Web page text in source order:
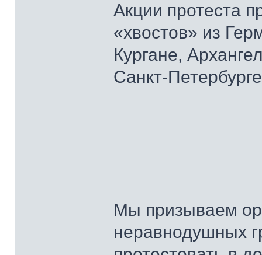
Акции протеста
«хвостов» из
Кургане,
Санкт-
Мы призываем
неравнодушных